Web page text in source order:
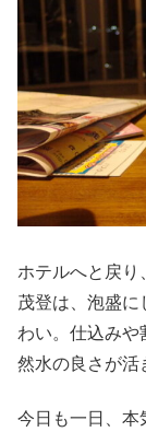
ホテルへと戻り
茂登は、泡盛に
わい。仕込みや
然水の良さが活
今日も一日、本